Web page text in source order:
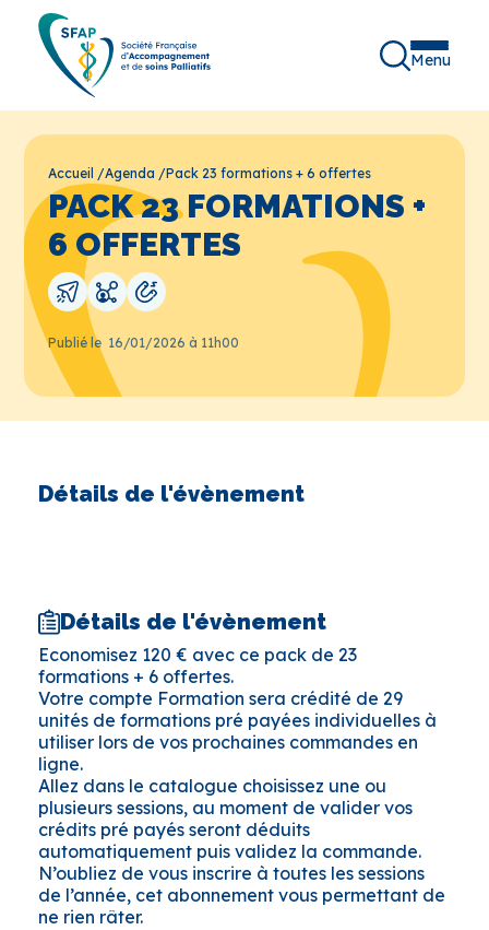
Menu
Accueil /Agenda /Pack 23 formations + 6 offertes
PACK 23 FORMATIONS +
6 OFFERTES
Publié le 16/01/2026 à 11h00
Détails de l'évènement
Détails de l'évènement
Economisez 120 € avec ce pack de 23
formations + 6 offertes.
Votre compte Formation sera crédité de 29
unités de formations pré payées individuelles à
utiliser lors de vos prochaines commandes en
ligne.
Allez dans le catalogue choisissez une ou
plusieurs sessions, au moment de valider vos
crédits pré payés seront déduits
automatiquement puis validez la commande.
N’oubliez de vous inscrire à toutes les sessions
de l’année, cet abonnement vous permettant de
ne rien râter.